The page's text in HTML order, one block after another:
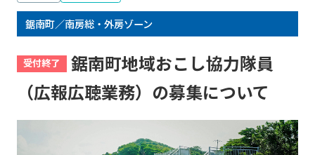
鋸南町／南房総・外房ゾーン
受付終了
鋸南町地域おこし協力隊員
（広報広聴業務）の募集について